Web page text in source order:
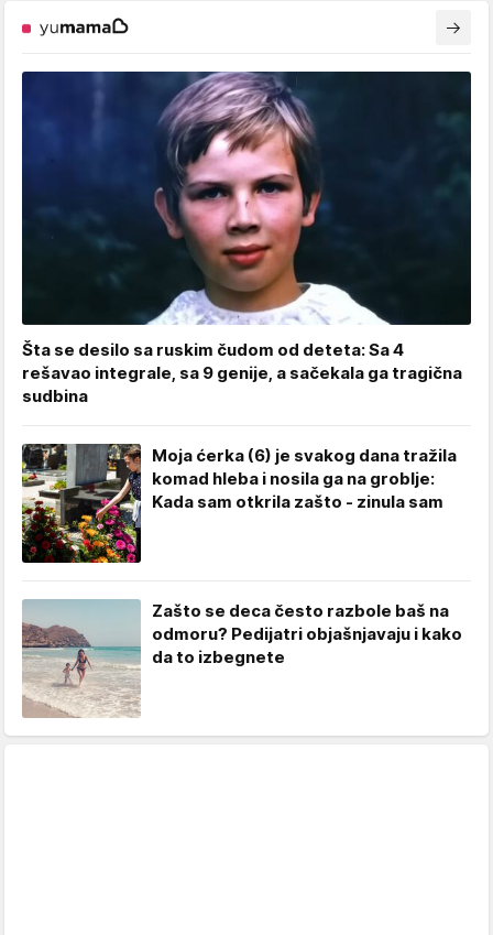
Šta se desilo sa ruskim čudom od deteta: Sa 4
rešavao integrale, sa 9 genije, a sačekala ga tragična
sudbina
Moja ćerka (6) je svakog dana tražila
komad hleba i nosila ga na groblje:
Kada sam otkrila zašto - zinula sam
Zašto se deca često razbole baš na
odmoru? Pedijatri objašnjavaju i kako
da to izbegnete